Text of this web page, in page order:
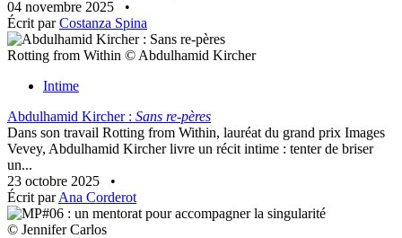
04 novembre 2025
•
Écrit parCostanza Spina
Rotting from Within © Abdulhamid Kircher
Intime
Abdulhamid Kircher : Sans re-pères
Dans son travail Rotting from Within, lauréat du grand prix Images
Vevey, Abdulhamid Kircher livre un récit intime : tenter de briser
un...
23 octobre 2025
•
Écrit parAna Corderot
© Jennifer Carlos